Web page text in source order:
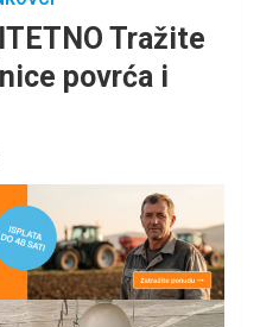
Tražite
povrća i